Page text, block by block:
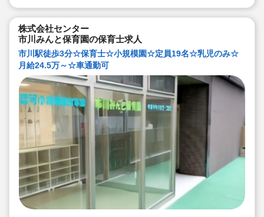
株式会社センター
市川みんと保育園の保育士求人
市川駅徒歩3分☆保育士☆小規模園☆定員19名☆乳児のみ☆
月給24.5万～☆車通勤可